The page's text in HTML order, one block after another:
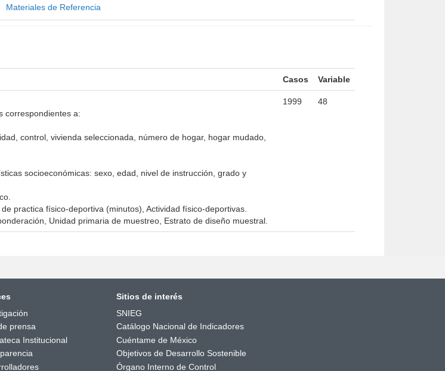
Materiales de Referencia
Casos Variable
correspondientes a:
control, vivienda seleccionada, número de hogar, hogar mudado,
socioeconómicas: sexo, edad, nivel de instrucción, grado y
practica físico-deportiva (minutos), Actividad físico-deportivas.
Unidad primaria de muestreo, Estrato de diseño muestral.
1999 48
prensa
Institucional
Sitios de interés
SNIEG
Catálogo Nacional de Indicadores
Cuéntame de México
Objetivos de Desarrollo Sostenible
Órgano Interno de Control